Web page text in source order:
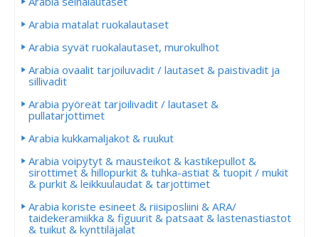
Arabia matalat ruokalautaset
Arabia syvät ruokalautaset, murokulhot
Arabia ovaalit tarjoiluvadit / lautaset & paistivadit ja
sillivadit
Arabia pyöreät tarjoilivadit / lautaset &
pullatarjottimet
Arabia kukkamaljakot & ruukut
Arabia voipytyt & mausteikot & kastikepullot &
sirottimet & hillopurkit & tuhka-astiat & tuopit / mukit
& purkit & leikkuulaudat & tarjottimet
Arabia koriste esineet & riisiposliini & ARA/
taidekeramiikka & figuurit & patsaat & lastenastiastot
& tuikut & kynttiläjalat